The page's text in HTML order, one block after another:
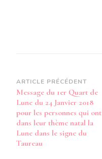
Navigation
d’article
ARTICLE PRÉCÉDENT
Message du 1er Quart de
Lune du 24 Janvier 2018
pour les personnes qui ont
dans leur thème natal la
Lune dans le signe du
Taureau